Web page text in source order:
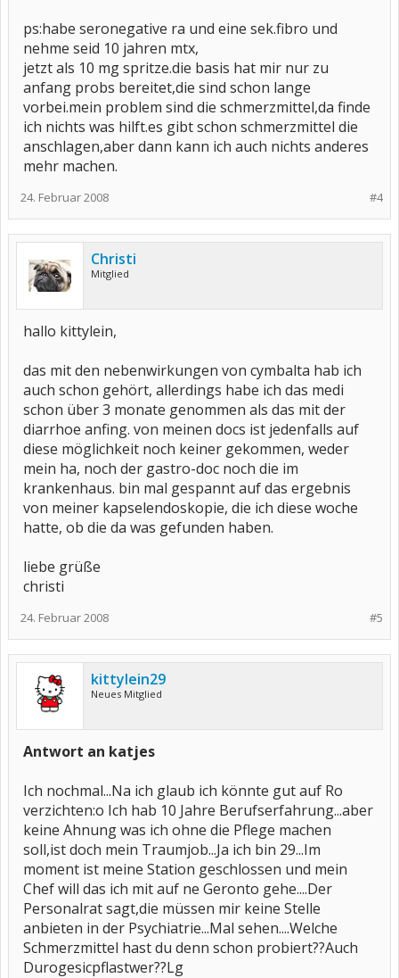
ps:habe seronegative ra und eine sek.fibro und
nehme seid 10 jahren mtx,
jetzt als 10 mg spritze.die basis hat mir nur zu
anfang probs bereitet,die sind schon lange
vorbei.mein problem sind die schmerzmittel,da finde
ich nichts was hilft.es gibt schon schmerzmittel die
anschlagen,aber dann kann ich auch nichts anderes
mehr machen.
#4
24. Februar 2008
Christi
Mitglied
hallo kittylein,
das mit den nebenwirkungen von cymbalta hab ich
auch schon gehört, allerdings habe ich das medi
schon über 3 monate genommen als das mit der
diarrhoe anfing. von meinen docs ist jedenfalls auf
diese möglichkeit noch keiner gekommen, weder
mein ha, noch der gastro-doc noch die im
krankenhaus. bin mal gespannt auf das ergebnis
von meiner kapselendoskopie, die ich diese woche
hatte, ob die da was gefunden haben.
liebe grüße
christi
#5
24. Februar 2008
kittylein29
Neues Mitglied
Antwort an katjes
Ich nochmal...Na ich glaub ich könnte gut auf Ro
verzichten:o Ich hab 10 Jahre Berufserfahrung...aber
keine Ahnung was ich ohne die Pflege machen
soll,ist doch mein Traumjob...Ja ich bin 29...Im
moment ist meine Station geschlossen und mein
Chef will das ich mit auf ne Geronto gehe....Der
Personalrat sagt,die müssen mir keine Stelle
anbieten in der Psychiatrie...Mal sehen....Welche
Schmerzmittel hast du denn schon probiert??Auch
Durogesicpflastwer??Lg